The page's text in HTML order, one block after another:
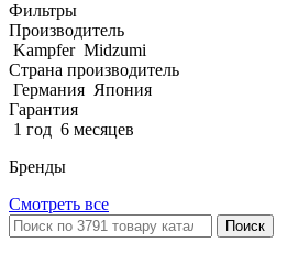
Фильтры
Производитель
Kampfer Midzumi
Страна производитель
Германия Япония
Гарантия
1 год 6 месяцев
Бренды
Смотреть все
Поиск